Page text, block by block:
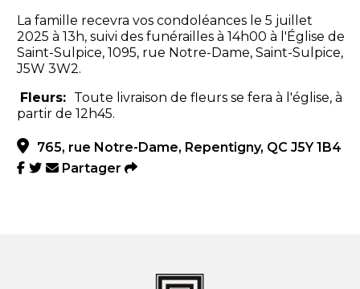
La famille recevra vos condoléances le 5 juillet
2025 à 13h, suivi des funérailles à 14h00 à l'Église de
Saint-Sulpice, 1095, rue Notre-Dame, Saint-Sulpice,
J5W 3W2.
Fleurs: Toute livraison de fleurs se fera à l'église, à
partir de 12h45.
765, rue Notre-Dame, Repentigny, QC J5Y 1B4
Partager